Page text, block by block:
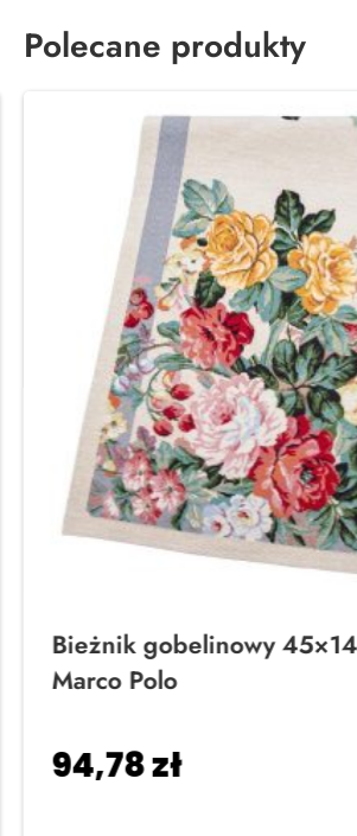
Polecane produkty
Bieżnik gobelinowy
Marco Polo
94,78zł